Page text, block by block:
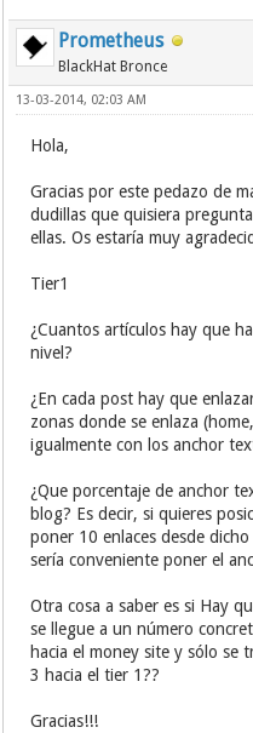
Prometheus
BlackHat Bronce
13-03-2014, 02:03 AM
Hola,
Gracias por este pedazo de
dudillas que quisiera
ellas. Os estaría muy
Tier1
¿Cuantos artículos hay que
nivel?
¿En cada post hay que
zonas donde se enlaza
igualmente con los anchor
¿Que porcentaje de anchor
blog? Es decir, si quieres
poner 10 enlaces desde
sería conveniente poner el
Otra cosa a saber es si Hay
se llegue a un número
hacia el money site y sólo se
3 hacia el tier 1??
Gracias!!!